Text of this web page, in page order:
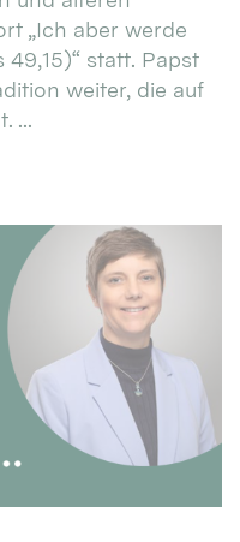
„Ich aber werde
statt. Papst
weiter, die auf
...